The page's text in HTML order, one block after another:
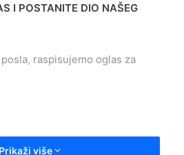
I POSTANITE DIO NAŠEG
posla, raspisujemo oglas za
Prikaži više